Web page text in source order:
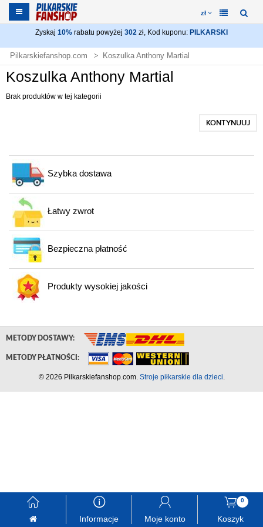
zł
Zyskaj 10% rabatu powyżej 302 zł, Kod kuponu: PILKARSKI
Pilkarskiefanshop.com Koszulka Anthony Martial
Koszulka Anthony Martial
Brak produktów w tej kategorii
KONTYNUUJ
Szybka dostawa
Łatwy zwrot
Bezpieczna płatność
Produkty wysokiej jakości
󰃱 󰈢
Informacje
󰃳
Moje konto
0
󰃦
Koszyk
METODY DOSTAWY:
METODY PŁATNOŚCI:
© 2026 Pilkarskiefanshop.com. Stroje piłkarskie dla dzieci.